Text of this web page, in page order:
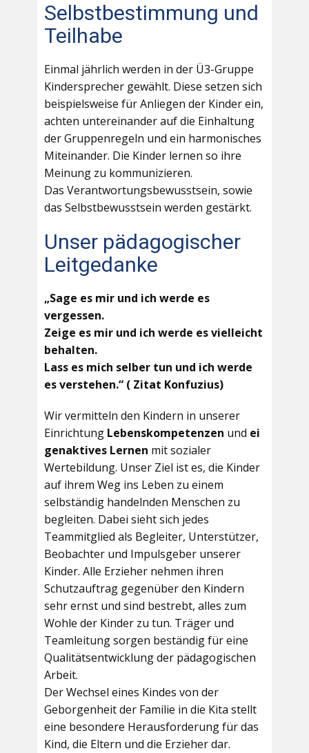
Selbstbestimmung und
Teilhabe
Einmal jährlich werden in der Ü3-Gruppe
Kindersprecher gewählt. Diese setzen sich
beispielsweise für Anliegen der Kinder ein,
achten untereinander auf die Einhaltung
der Gruppenregeln und ein harmonisches
Miteinander. Die Kinder lernen so ihre
Meinung zu kommunizieren.
Das Verantwortungsbewusstsein, sowie
das Selbstbewusstsein werden gestärkt.
Unser pädagogischer
Leitgedanke
„Sage es mir und ich werde es
vergessen.
Zeige es mir und ich werde es vielleicht
behalten.
Lass es mich selber tun und ich werde
es verstehen.“ ( Zitat Konfuzius)
Wir vermitteln den Kindern in unserer
Einrichtung Lebenskompetenzen und ei
genaktives Lernen mit sozialer
Wertebildung. Unser Ziel ist es, die Kinder
auf ihrem Weg ins Leben zu einem
selbständig handelnden Menschen zu
begleiten. Dabei sieht sich jedes
Teammitglied als Begleiter, Unterstützer,
Beobachter und Impulsgeber unserer
Kinder. Alle Erzieher nehmen ihren
Schutzauftrag gegenüber den Kindern
sehr ernst und sind bestrebt, alles zum
Wohle der Kinder zu tun. Träger und
Teamleitung sorgen beständig für eine
Qualitätsentwicklung der pädagogischen
Arbeit.
Der Wechsel eines Kindes von der
Geborgenheit der Familie in die Kita stellt
eine besondere Herausforderung für das
Kind, die Eltern und die Erzieher dar.